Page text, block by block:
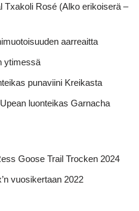
Txakoli Rosé (Alko erikoiserä –
aarreaitta
ytimessä
punaviini Kreikasta
luonteikas Garnacha
Goose Trail Trocken 2024
vuosikertaan 2022